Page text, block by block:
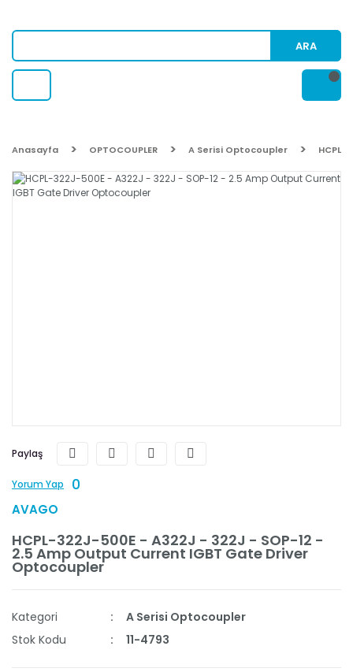
ARA
Anasayfa OPTOCOUPLER A Serisi Optocoupler
Paylaş
Yorum Yap 0
AVAGO
HCPL-322J-500E - A322J - 322J - SOP-12 -
2.5 Amp Output Current IGBT Gate Driver
Optocoupler
Kategori
A Serisi Optocoupler
Stok Kodu
11-4793